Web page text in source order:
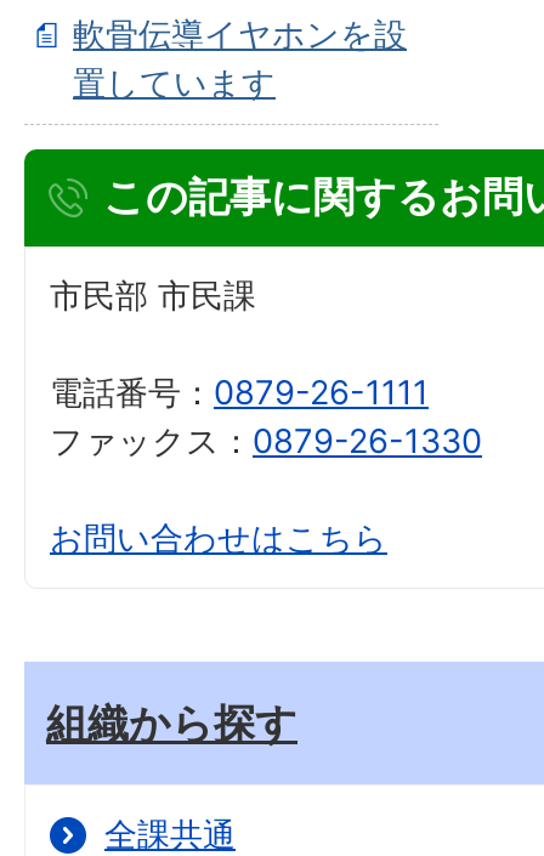
軟骨伝導イヤホンを設
置しています
この記事に関するお問
市民部 市民課
電話番号： 0879-26-1111
ファックス： 0879-26-1330
お問い合わせはこちら
組織から探す
全課共通